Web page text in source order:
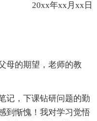
20xx年xx月xx日
母的期望，老师的教
记，下课钻研问题的勤
到惭愧！我对学习觉悟